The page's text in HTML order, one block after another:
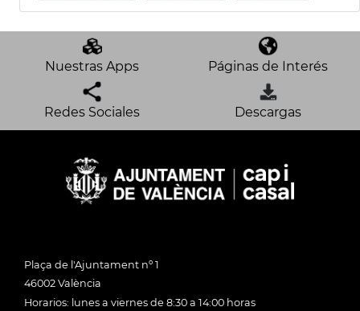
Nuestras Apps Páginas de Interés
Redes Sociales Descargas
Plaça de l'Ajuntament nº 1
46002 València
Horarios: lunes a viernes de 8:30 a 14:00 horas